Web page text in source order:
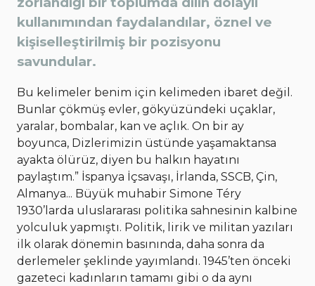
kullanımından faydalandılar, öznel ve
kişiselleştirilmiş bir pozisyonu
savundular.
Bu kelimeler benim için kelimeden ibaret değil.
Bunlar çökmüş evler, gökyüzündeki uçaklar,
yaralar, bombalar, kan ve açlık. On bir ay
boyunca, Dizlerimizin üstünde yaşamaktansa
ayakta ölürüz, diyen bu halkın hayatını
paylaştım.” İspanya İçsavaşı, İrlanda, SSCB, Çin,
Almanya... Büyük muhabir Simone Téry
1930’larda uluslararası politika sahnesinin kalbine
yolculuk yapmıştı. Politik, lirik ve militan yazıları
ilk olarak dönemin basınında, daha sonra da
derlemeler şeklinde yayımlandı. 1945’ten önceki
gazeteci kadınların tamamı gibi o da aynı